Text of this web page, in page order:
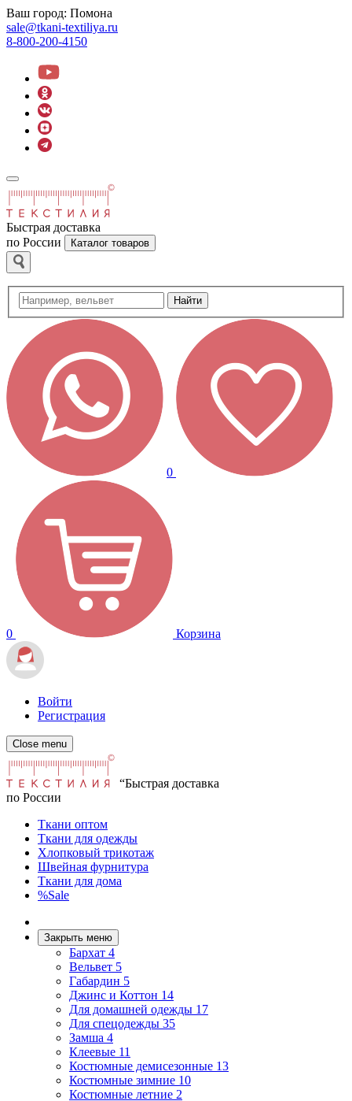
Ваш город: Помона
sale@tkani-textiliya.ru
8-800-200-4150
Быстрая доставка
по России
Каталог товаров
Найти
0
0 Корзина
Войти
Регистрация
Close menu
“Быстрая доставка
по России
Ткани оптом
Ткани для одежды
Хлопковый трикотаж
Швейная фурнитура
Ткани для дома
%Sale
Закрыть меню
Бархат 4
Вельвет 5
Габардин 5
Джинс и Коттон 14
Для домашней одежды 17
Для спецодежды 35
Замша 4
Клеевые 11
Костюмные демисезонные 13
Костюмные зимние 10
Костюмные летние 2